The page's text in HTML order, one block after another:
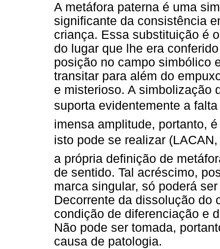
A metáfora paterna é uma
significante da consistência
criança. Essa substituição é
do lugar que lhe era
posição no campo simbólico
transitar para além do
e misterioso. A simbolização
suporta evidentemente a
imensa amplitude, portanto,
isto pode se realizar
a própria definição de
de sentido. Tal acréscimo,
marca singular, só poderá
Decorrente da dissolução do
condição de diferenciação e
Não pode ser tomada,
causa de patologia.